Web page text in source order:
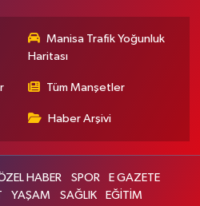
Manisa Trafik Yoğunluk
Haritası
Tüm Manşetler
Haber Arşivi
HABER SPOR
E GAZETE
YAŞAM SAĞLIK EĞİTİM